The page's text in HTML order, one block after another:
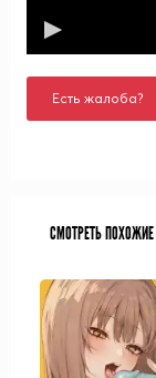
Есть жалоба?
СМОТРЕТЬ ПОХОЖИЕ